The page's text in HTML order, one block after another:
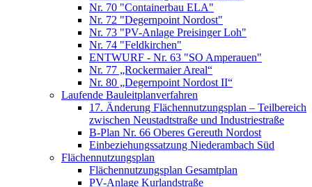
Nr. 70 "Containerbau ELA"
Nr. 72 "Degernpoint Nordost"
Nr. 73 "PV-Anlage Preisinger Loh"
Nr. 74 "Feldkirchen"
ENTWURF - Nr. 63 "SO Amperauen"
Nr. 77 „Rockermaier Areal“
Nr. 80 „Degernpoint Nordost II“
Laufende Bauleitplanverfahren
17. Änderung Flächennutzungsplan – Teilbereich
zwischen Neustadtstraße und Industriestraße
B-Plan Nr. 66 Oberes Gereuth Nordost
Einbeziehungssatzung Niederambach Süd
Flächennutzungsplan
Flächennutzungsplan Gesamtplan
PV-Anlage Kurlandstraße